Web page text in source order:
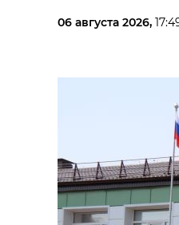
06 августа 2026,